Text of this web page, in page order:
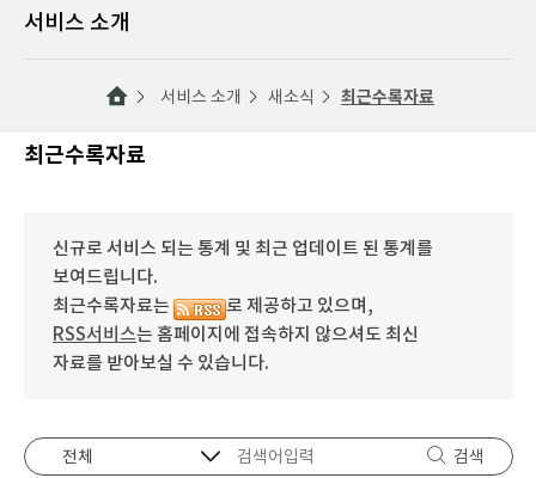
서비스 소개
서비스 소개 새소식 최근수록자료
최근수록자료
신규로 서비스 되는 통계 및 최근 업데이트 된 통계를
보여드립니다.
최근수록자료는
로 제공하고 있으며,
RSS서비스는 홈페이지에 접속하지 않으셔도 최신
자료를 받아보실 수 있습니다.
검색